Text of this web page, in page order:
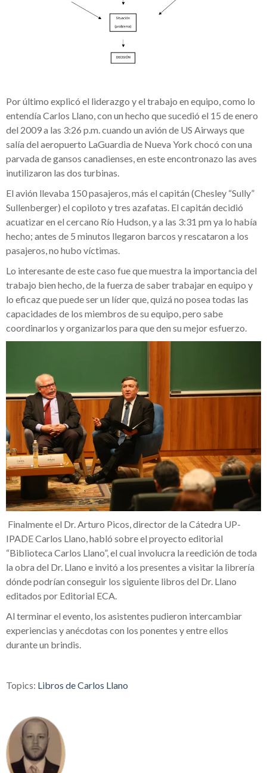
Por último explicó el liderazgo y el trabajo en equipo, como lo
entendía Carlos Llano, con un hecho que sucedió el 15 de enero
del 2009 a las 3:26 p.m. cuando un avión de US Airways que
salía del aeropuerto LaGuardia de Nueva York chocó con una
parvada de gansos canadienses, en este encontronazo las aves
inutilizaron las dos turbinas.
El avión llevaba 150 pasajeros, más el capitán (Chesley “Sully”
Sullenberger) el copiloto y tres azafatas. El capitán decidió
acuatizar en el cercano Río Hudson, y a las 3:31 pm ya lo había
hecho; antes de 5 minutos llegaron barcos y rescataron a los
pasajeros, no hubo víctimas.
Lo interesante de este caso fue que muestra la importancia del
trabajo bien hecho, de la fuerza de saber trabajar en equipo y
lo eficaz que puede ser un líder que, quizá no posea todas las
capacidades de los miembros de su equipo, pero sabe
coordinarlos y organizarlos para que den su mejor esfuerzo.
Finalmente el Dr. Arturo Picos, director de la Cátedra UP-
IPADE Carlos Llano, habló sobre el proyecto editorial
“Biblioteca Carlos Llano”, el cual involucra la reedición de toda
la obra del Dr. Llano e invitó a los presentes a visitar la librería
dónde podrían conseguir los siguiente libros del Dr. Llano
editados por Editorial ECA.
Al terminar el evento, los asistentes pudieron intercambiar
experiencias y anécdotas con los ponentes y entre ellos
durante un brindis.
Topics: Libros de Carlos Llano